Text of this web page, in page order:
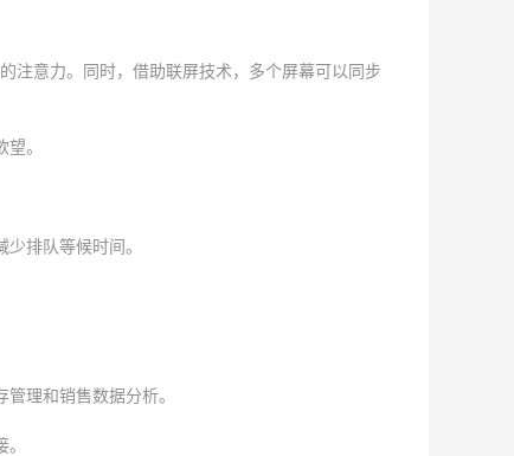
注意力。同时，借助联屏技术，多个屏幕可以同步
。
排队等候时间。
理和销售数据分析。